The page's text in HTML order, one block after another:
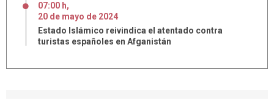
07:00 h,
20 de mayo de 2024
Estado Islámico reivindica el atentado contra
turistas españoles en Afganistán